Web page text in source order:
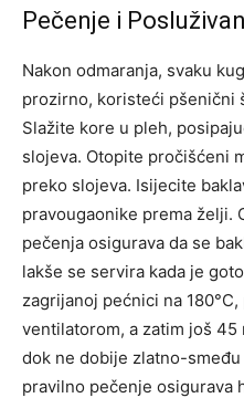
Pečenje i
Nakon odmaranja, svaku
prozirno, koristeći pšenični
Slažite kore u pleh,
slojeva. Otopite pročišćeni
preko slojeva. Isijecite
pravougaonike prema želji.
pečenja osigurava da se
lakše se servira kada je
zagrijanoj pećnici na
ventilatorom, a zatim još
dok ne dobije zlatno-
pravilno pečenje osigurava